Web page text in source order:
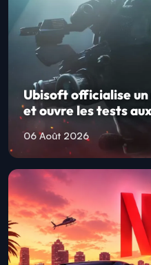
Ubisoft officialise un
et ouvre les tests
06 Août 2026